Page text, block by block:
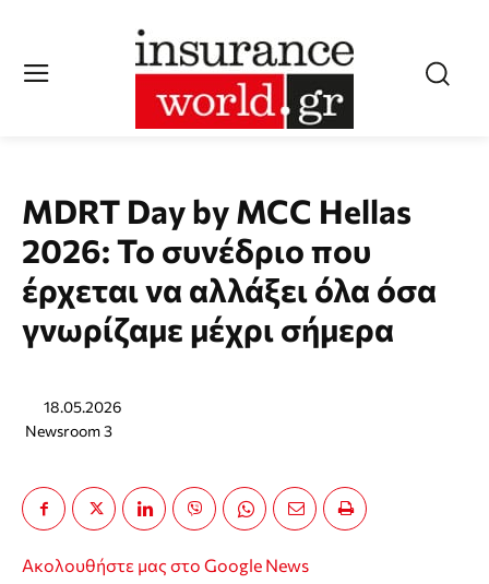
MDRT Day by MCC Hellas
2026: Το συνέδριο που
έρχεται να αλλάξει όλα όσα
γνωρίζαμε μέχρι σήμερα
18.05.2026
Newsroom 3
Ακολουθήστε μας στο Google News